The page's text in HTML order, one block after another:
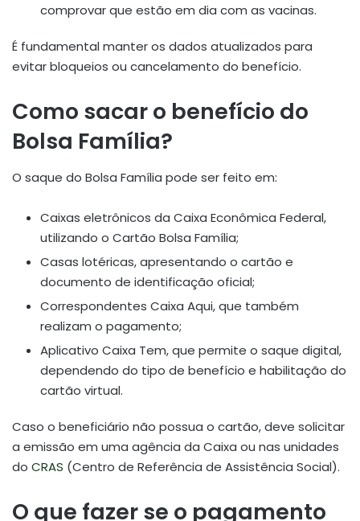
comprovar que estão em dia com as vacinas.
É fundamental manter os dados atualizados para
evitar bloqueios ou cancelamento do benefício.
Como sacar o benefício do
Bolsa Família?
O saque do Bolsa Família pode ser feito em:
Caixas eletrônicos da Caixa Econômica Federal,
utilizando o Cartão Bolsa Família;
Casas lotéricas, apresentando o cartão e
documento de identificação oficial;
Correspondentes Caixa Aqui, que também
realizam o pagamento;
Aplicativo Caixa Tem, que permite o saque digital,
dependendo do tipo de benefício e habilitação do
cartão virtual.
Caso o beneficiário não possua o cartão, deve solicitar
a emissão em uma agência da Caixa ou nas unidades
do CRAS (Centro de Referência de Assistência Social).
O que fazer se o pagamento